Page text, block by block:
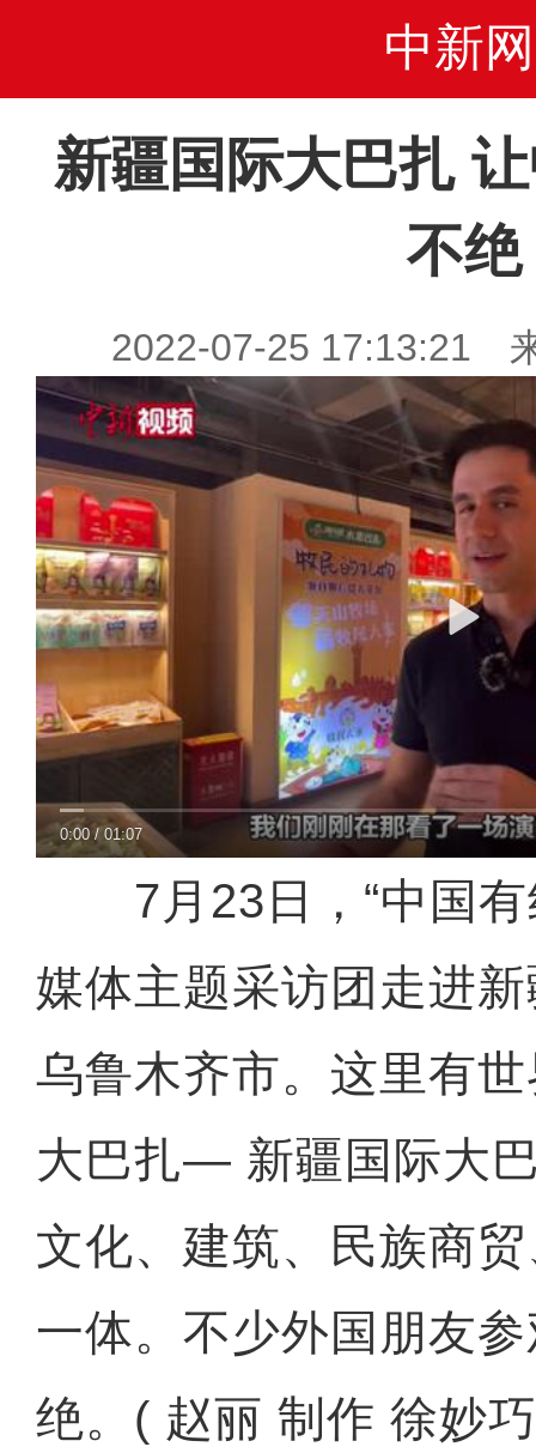
中新网
新疆国际大巴扎
不绝
2022-07-25 17:13:21
0:00 /01:07
7月23日，“中国有
媒体主题采访团走进
乌鲁木齐市。这里有
大巴扎— 新疆国际大
文化、建筑、民族商
一体。不少外国朋友
绝。( 赵丽 制作 徐妙